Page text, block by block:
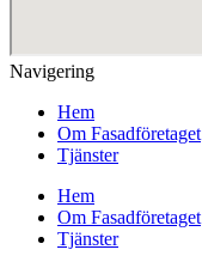
Navigering
Hem
Om Fasadföretaget
Tjänster
Hem
Om Fasadföretaget
Tjänster